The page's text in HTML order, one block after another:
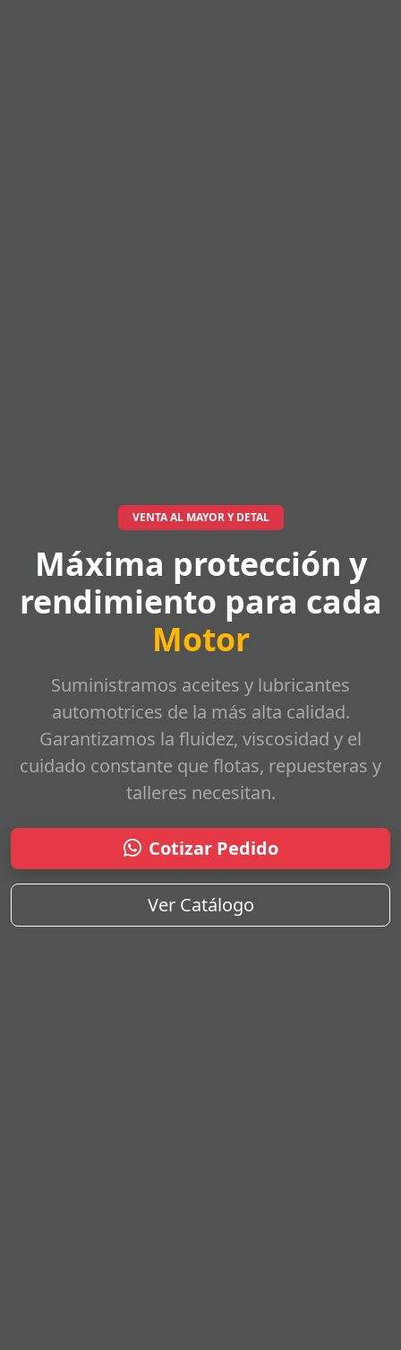
VENTA AL MAYOR Y DETAL
Máxima protección y
rendimiento para cada
Motor
Suministramos aceites y lubricantes
automotrices de la más alta calidad.
Garantizamos la fluidez, viscosidad y el
cuidado constante que flotas, repuesteras y
talleres necesitan.
Cotizar Pedido
Ver Catálogo